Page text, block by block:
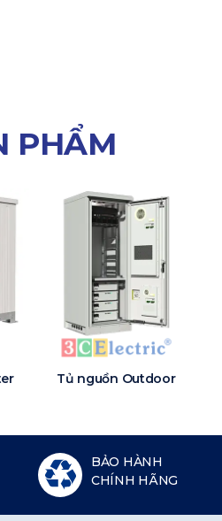
PHẨM
Tủ nguồn Outdoor
BẢO HÀNH
CHÍNH HÃNG